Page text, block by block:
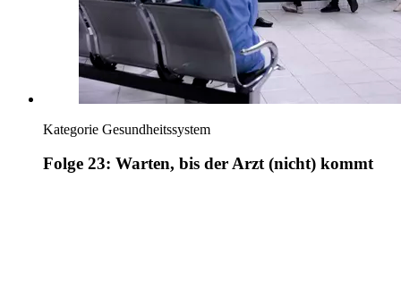
Kategorie Gesundheitssystem
Folge 23: Warten, bis der Arzt (nicht) kommt